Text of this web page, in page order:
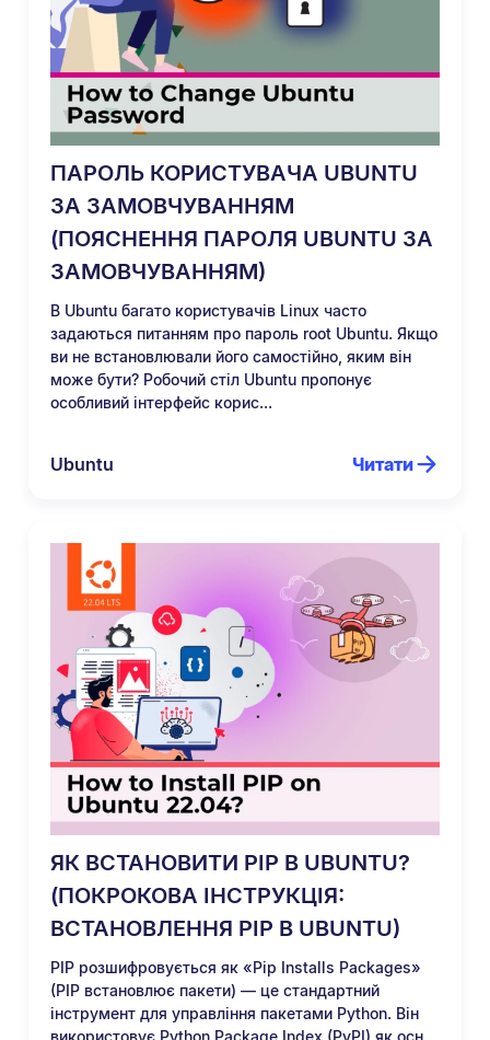
ПАРОЛЬ КОРИСТУВАЧА UBUNTU
ЗА ЗАМОВЧУВАННЯМ
(ПОЯСНЕННЯ ПАРОЛЯ UBUNTU ЗА
ЗАМОВЧУВАННЯМ)
В Ubuntu багато користувачів Linux часто
задаються питанням про пароль root Ubuntu. Якщо
ви не встановлювали його самостійно, яким він
може бути? Робочий стіл Ubuntu пропонує
особливий інтерфейс корис...
Ubuntu Читати
ЯК ВСТАНОВИТИ PIP В UBUNTU?
(ПОКРОКОВА ІНСТРУКЦІЯ:
ВСТАНОВЛЕННЯ PIP В UBUNTU)
PIP розшифровується як «Pip Installs Packages»
(PIP встановлює пакети) — це стандартний
інструмент для управління пакетами Python. Він
використовує Python Package Index (PyPI) як осн...